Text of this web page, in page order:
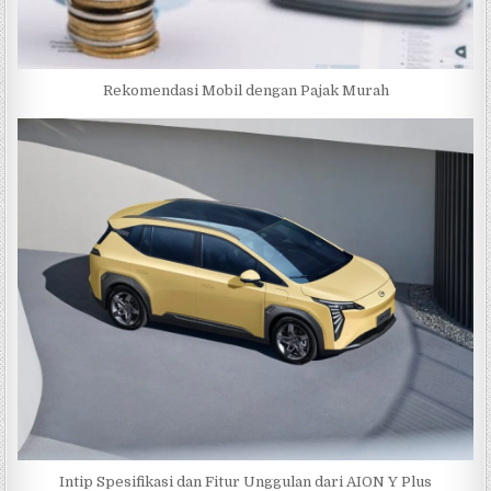
Rekomendasi Mobil dengan Pajak Murah
Intip Spesifikasi dan Fitur Unggulan dari AION Y Plus